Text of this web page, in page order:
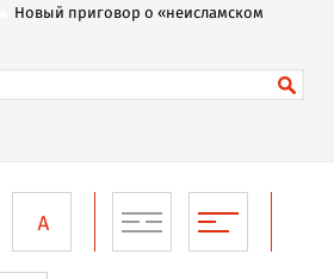
Новый приговор о «неисламском